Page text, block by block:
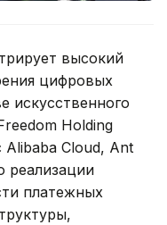
высокий
цифровых
искусственного
Holding
Alibaba Cloud, Ant
реализации
платежных